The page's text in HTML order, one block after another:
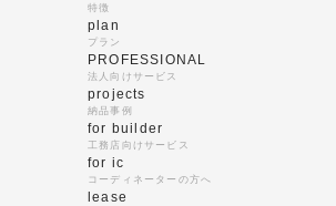
特徴
plan
プラン
PROFESSIONAL
法人向けサービス
projects
納品事例
for builder
工務店向けサービス
for ic
コーディネーターの方へ
lease